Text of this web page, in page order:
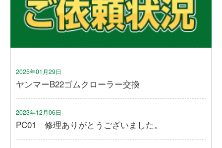
2025年01月29日
ヤンマーB22ゴムクローラー交換
2023年12月06日
PC01 修理ありがとうございました。